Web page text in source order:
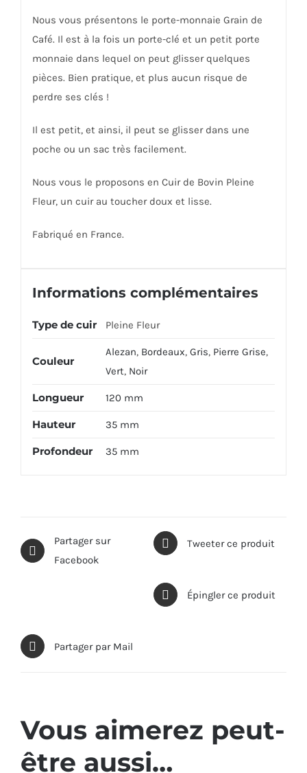
Nous vous présentons le porte-monnaie Grain de
Café. Il est à la fois un porte-clé et un petit porte
monnaie dans lequel on peut glisser quelques
pièces. Bien pratique, et plus aucun risque de
perdre ses clés !
Il est petit, et ainsi, il peut se glisser dans une
poche ou un sac très facilement.
Nous vous le proposons en Cuir de Bovin Pleine
Fleur, un cuir au toucher doux et lisse.
Fabriqué en France.
Informations complémentaires
Type de cuir Pleine Fleur
Couleur
Alezan, Bordeaux, Gris, Pierre Grise,
Vert, Noir
Longueur 120 mm
Hauteur 35 mm
Profondeur 35 mm
Partager sur
Facebook
Tweeter ce produit
Épingler ce produit
Partager par Mail
Vous aimerez peut-
être aussi…